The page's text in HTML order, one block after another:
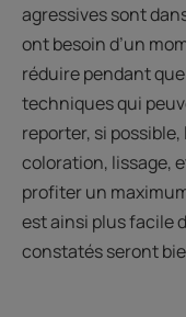
agressives sont
ont besoin d’un
réduire pendant
techniques qui
reporter, si
coloration, lissage,
profiter un
est ainsi plus facile
constatés seront